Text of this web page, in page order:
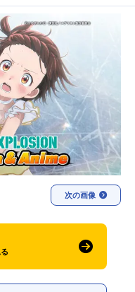
トレンド 無料マンガ
声優記事一覧
実写化映画一覧
夏アニメ
次の画像